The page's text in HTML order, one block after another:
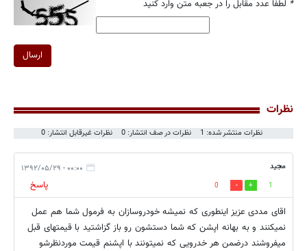
* لطفا عدد مقابل را در جعبه متن وارد کنید
ارسال
نظرات
نظرات منتشر شده: 1 نظرات در صف انتشار: 0 نظرات غیرقابل انتشار: 0
مجید ۰۰:۰۰ - ۱۳۹۲/۰۵/۲۹
1
0
پاسخ
اقای مددی عزیز اینطوری که نمیشه خودروسازان به فرمول شما هم عمل
نمیکنند و به بهانه اپشن که شما دستشون رو باز گزاشتید با قیمتهای قبل
میفروشند درضمن هر خدرویی که نمیتونند با اپشنم قیمت موردنظرشو